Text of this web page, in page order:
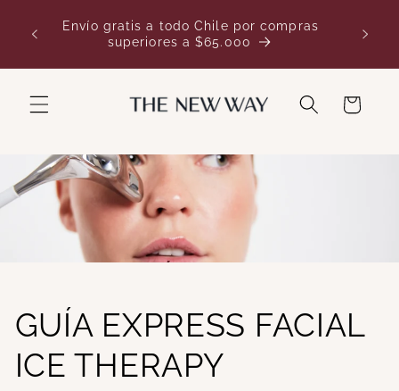
directamente
al contenido
Envío gratis a todo Chile por compras
superiores a $65.000
Carrito
GUÍA EXPRESS FACIAL
ICE THERAPY